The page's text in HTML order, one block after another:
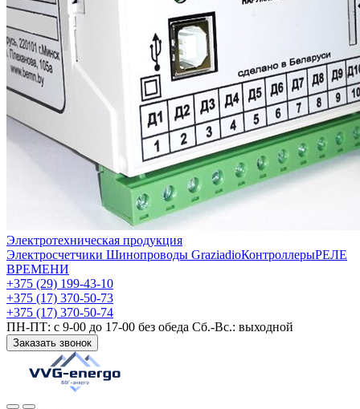
Электротехническая продукция
Электросчетчики Шинопроводы GraziadioКонтроллерыРЕЛЕ
ВРЕМЕНИ
+375 (29) 199-43-10
+375 (17) 370-50-73
+375 (17) 370-50-74
ПН-ПТ: с 9-00 до 17-00 без обеда Сб.-Вс.: выходной
Заказать звонок